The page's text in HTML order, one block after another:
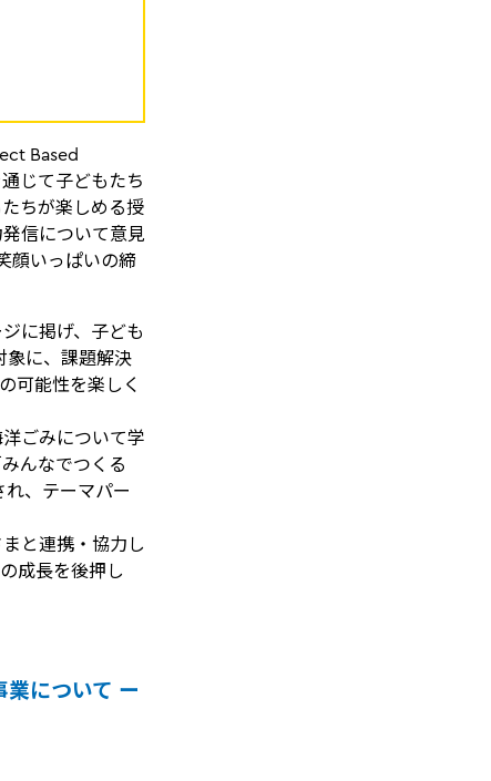
Based
じて子どもたち
ちが楽しめる授
信について意見
顔いっぱいの締
に掲げ、子ども
象に、課題解決
可能性を楽しく
ごみについて学
んなでつくる
、テーマパー
と連携・協力し
成長を後押し
について ー